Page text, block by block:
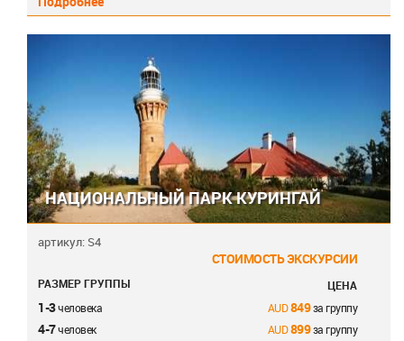
НАЦИОНАЛЬНЫЙ ПАРК КУРИНГАЙ
артикул: S4
СТОИМОСТЬ ЭКСКУРСИИ
РАЗМЕР ГРУППЫ ЦЕНА
1-3человека 849за группу
4-7человек 899за группу